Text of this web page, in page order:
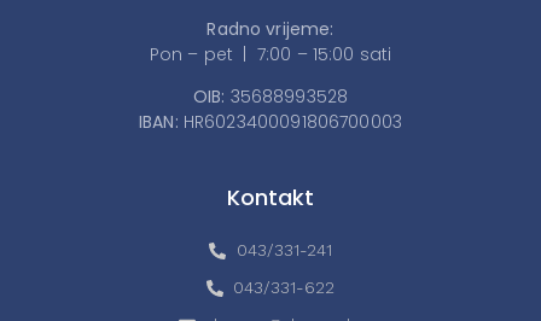
Radno vrijeme:
Pon – pet | 7:00 – 15:00 sati
OIB: 35688993528
IBAN: HR6023400091806700003
Kontakt
043/331-241
043/331-622